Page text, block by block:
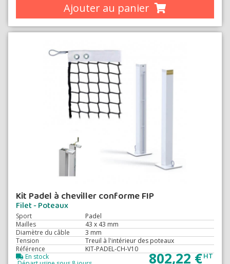
Ajouter au panier
Kit Padel à cheviller conforme FIP
Filet - Poteaux
Sport
Padel
Mailles
43 x 43 mm
Diamètre du câble
3 mm
Tension
Treuil à l'intérieur des poteaux
Référence
KIT-PADEL-CH-V10
802,22 €HT
En stock